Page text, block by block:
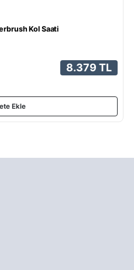
Kol Saati
8.379 TL
Ekle